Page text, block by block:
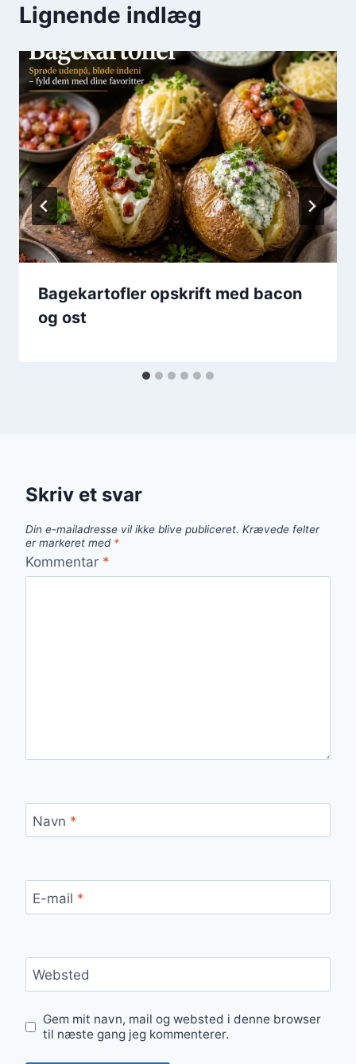
Lignende indlæg
Bagekartofler opskrift med bacon
og ost
Skriv et svar
Din e-mailadresse vil ikke blive publiceret. Krævede felter
er markeret med *
Kommentar *
Navn *
E-mail *
Websted
Gem mit navn, mail og websted i denne browser
til næste gang jeg kommenterer.